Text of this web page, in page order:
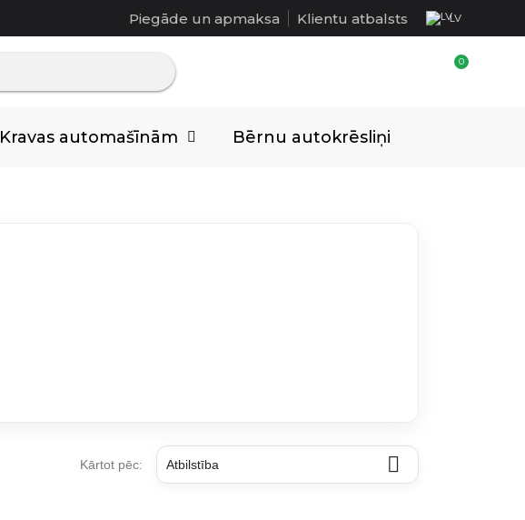
Piegāde un apmaksa Klientu atbalsts LV
Kravas automašīnām Bērnu autokrēsliņi
Kārtot pēc: Atbilstība 